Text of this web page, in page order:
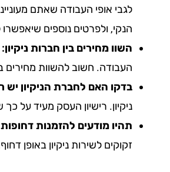
לגבי אופי העבודה שאתם
הנקי, ולפרטים נוספים
השוו מחירים בין חברות ניקיון:
העבודה. חשוב להשוות מחירים
בדקו האם לחברת הניקיון יש
ניקיון. רישיון העסק מעיד על
תהיו מודעים להזמנות
זקוקים לשירות ניקיון באופן